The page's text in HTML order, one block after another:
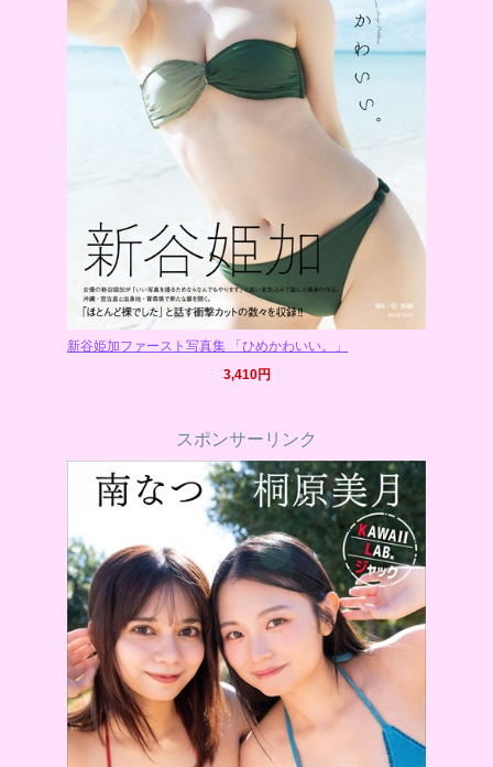
新谷姫加ファースト写真集 「ひめかわいい。」
3,410円
スポンサーリンク